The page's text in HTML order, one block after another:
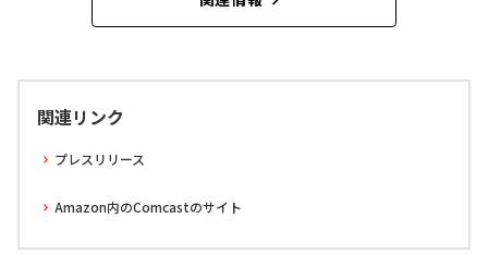
関連リンク
プレスリリース
Amazon内のComcastのサイト